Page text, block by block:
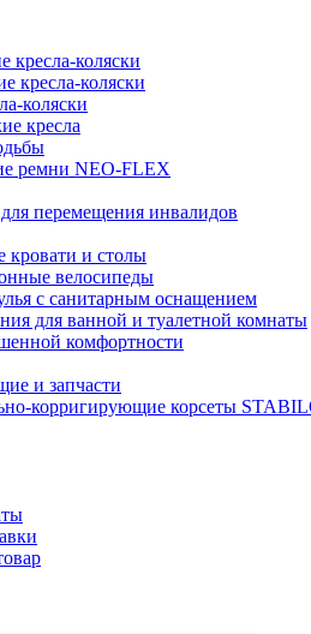
кресла-коляски
кресла-коляски
коляски
кресла
ремни NEO-FLEX
перемещения инвалидов
кровати и столы
велосипеды
с санитарным оснащением
для ванной и туалетной комнаты
комфортности
и запчасти
корригирующие корсеты